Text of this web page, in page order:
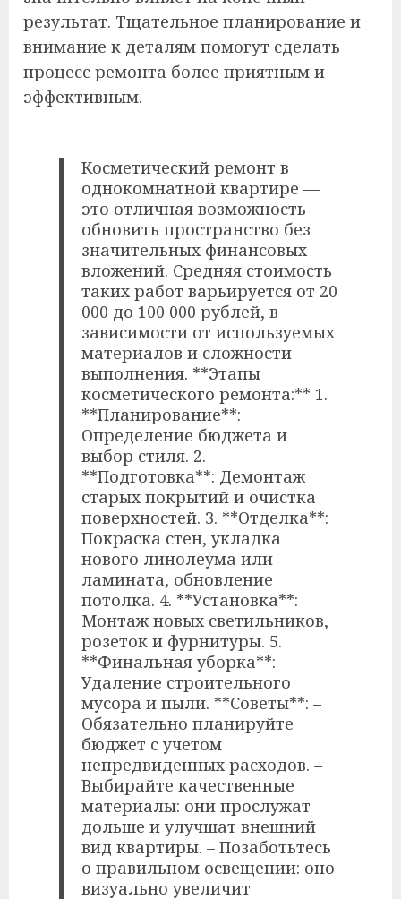
результат. Тщательное планирование и
внимание к деталям помогут сделать
процесс ремонта более приятным и
эффективным.
Косметический ремонт в
однокомнатной квартире —
это отличная возможность
обновить пространство без
значительных финансовых
вложений. Средняя стоимость
таких работ варьируется от 20
000 до 100 000 рублей, в
зависимости от используемых
материалов и сложности
выполнения. **Этапы
косметического ремонта:** 1.
**Планирование**:
Определение бюджета и
выбор стиля. 2.
**Подготовка**: Демонтаж
старых покрытий и очистка
поверхностей. 3. **Отделка**:
Покраска стен, укладка
нового линолеума или
ламината, обновление
потолка. 4. **Установка**:
Монтаж новых светильников,
розеток и фурнитуры. 5.
**Финальная уборка**:
Удаление строительного
мусора и пыли. **Советы**: –
Обязательно планируйте
бюджет с учетом
непредвиденных расходов. –
Выбирайте качественные
материалы: они прослужат
дольше и улучшат внешний
вид квартиры. – Позаботьтесь
о правильном освещении: оно
визуально увеличит